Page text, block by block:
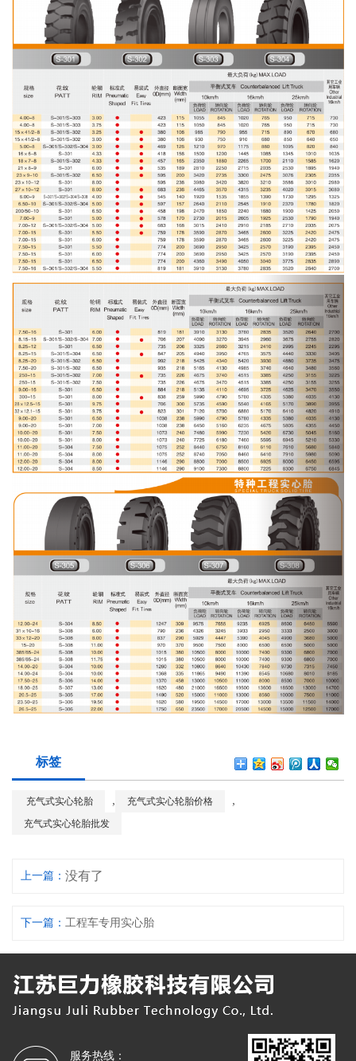
标签
充气式实心轮胎 , 充气式实心轮胎价格 ,
充气式实心轮胎批发
上一篇： 没有了
下一篇： 工程车专用实心胎
服务热线：